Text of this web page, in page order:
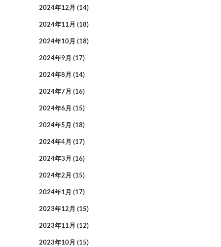
2024年12月 (14)
2024年11月 (18)
2024年10月 (18)
2024年9月 (17)
2024年8月 (14)
2024年7月 (16)
2024年6月 (15)
2024年5月 (18)
2024年4月 (17)
2024年3月 (16)
2024年2月 (15)
2024年1月 (17)
2023年12月 (15)
2023年11月 (12)
2023年10月 (15)